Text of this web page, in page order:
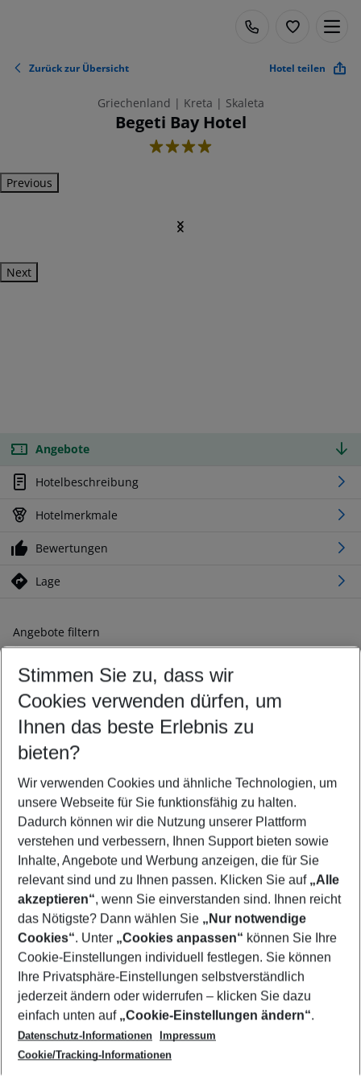
Zurück zur Übersicht Hotel teilen
Griechenland | Kreta | Skaleta
Begeti Bay Hotel
4
Previous
Next
Angebote
Hotelbeschreibung
Hotelmerkmale
Bewertungen
Lage
Angebote filtern
Ändern Sie Ihre Kriterien nach Ihren Wünschen
Abflughafen wählen
Beliebiger Abflughafen
Reisezeitraum wählen
09.08.26– 07.08.27 5-8 Nächte
2 Erwachsene Keine Kinder
Mehr Filter anzeigen
Footer
Footer navigation
Über uns
AGB
Cookie-Einstellungen ändern
Cookie-Richtlinie
Datenschutz
Service & Hilfe
Barrierefreies Reisen
Check-in
Folgen Sie uns
Stimmen Sie zu, dass wir
Cookies verwenden dürfen, um
Ihnen das beste Erlebnis zu
bieten?
Wir verwenden Cookies und ähnliche Technologien, um
unsere Webseite für Sie funktionsfähig zu halten.
Dadurch können wir die Nutzung unserer Plattform
verstehen und verbessern, Ihnen Support bieten sowie
Inhalte, Angebote und Werbung anzeigen, die für Sie
relevant sind und zu Ihnen passen. Klicken Sie auf „Alle
akzeptieren“, wenn Sie einverstanden sind. Ihnen reicht
das Nötigste? Dann wählen Sie „Nur notwendige
Cookies“. Unter „Cookies anpassen“ können Sie Ihre
Cookie-Einstellungen individuell festlegen. Sie können
Ihre Privatsphäre-Einstellungen selbstverständlich
jederzeit ändern oder widerrufen – klicken Sie dazu
einfach unten auf „Cookie-Einstellungen ändern“.
Datenschutz-Informationen
Impressum
Cookie/Tracking-Informationen